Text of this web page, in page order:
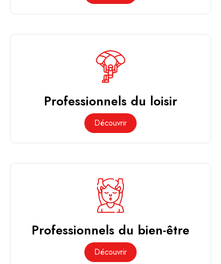
Professionnels du loisir
Découvrir
Professionnels du bien-être
Découvrir